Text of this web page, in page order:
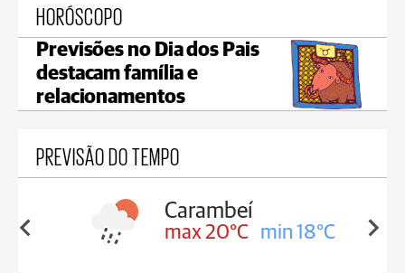
HORÓSCOPO
Previsões no Dia dos Pais
destacam família e
relacionamentos
PREVISÃO DO TEMPO
18°C
Carambeí
max 20°C min 18°C